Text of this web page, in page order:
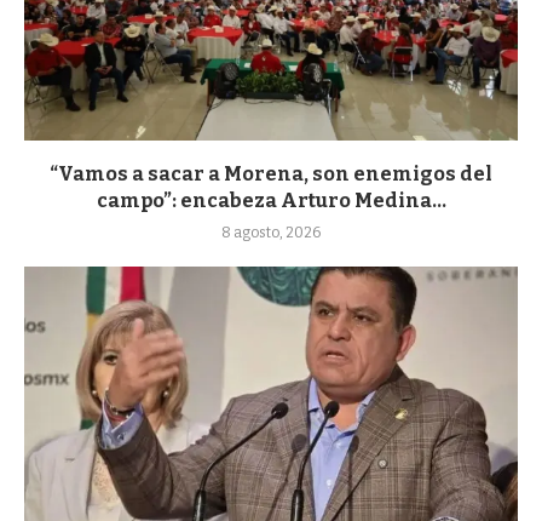
“Vamos a sacar a Morena, son enemigos del
campo”: encabeza Arturo Medina...
8 agosto, 2026